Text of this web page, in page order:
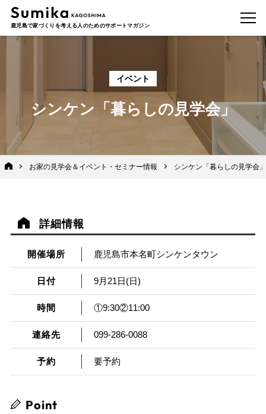
鹿児島で家づくりを考える人のためのサポートマガジン
イベント
シンケン「暮らしの見学会」
お家の見学会＆イベント・セミナー情報 シンケン「暮らしの見学会」
詳細情報
開催場所 鹿児島市本名町シンケンタウン
日付 9月21日(日)
時間 ①9:30②11:00
連絡先 099-286-0088
予約 要予約
Point